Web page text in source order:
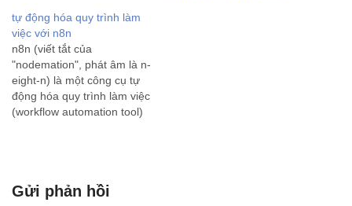
chật quá, kéo mãi mới lên
đến tai.LooseRộngLuMặc
cái váy rộng thùng thình
nhìn như cái lu nước di
động.TryThửTraiMời…
tự động hóa quy trình làm
việc với n8n
n8n (viết tắt của
"nodemation", phát âm là n-
eight-n) là một công cụ tự
động hóa quy trình làm việc
(workflow automation tool)
dịch vụ và dữ…
Gửi phản hồi